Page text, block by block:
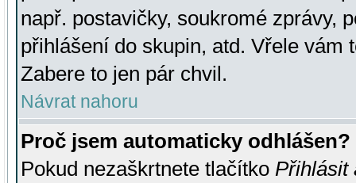
např. postavičky, soukromé zprávy,
přihlášení do skupin, atd. Vřele vám
Zabere to jen pár chvil.
Návrat nahoru
Proč jsem automaticky odhlášen?
Pokud nezaškrtnete tlačítko Přihlásit